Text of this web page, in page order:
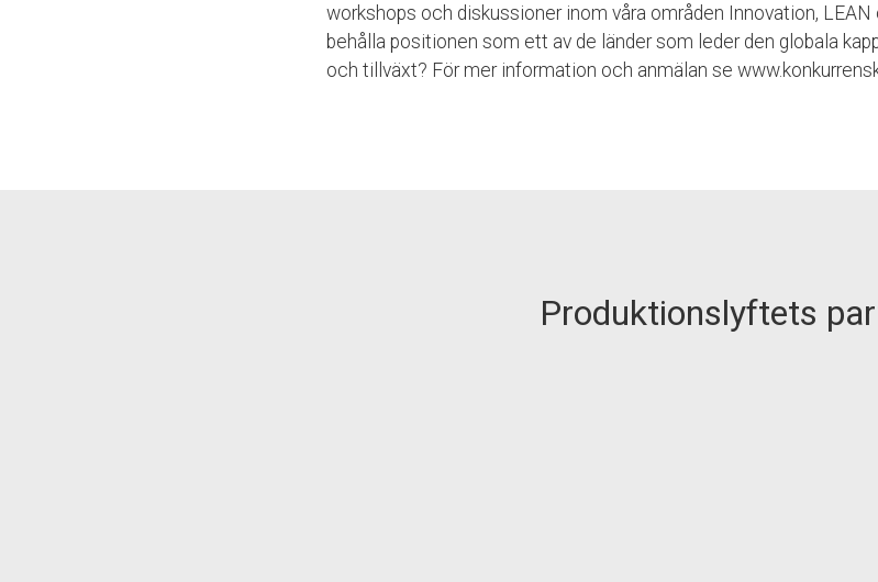
workshops och diskussioner inom våra områden Innovation, LEAN
behålla positionen som ett av de länder som leder den globala
och tillväxt? För mer information och anmälan se
Produktionslyftets